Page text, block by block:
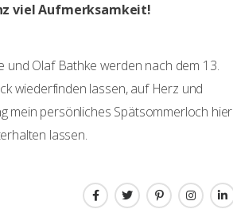
viel Aufmerksamkeit!
und Olaf Bathke werden nach dem 13.
wiederfinden lassen, auf Herz und
mein persönliches Spätsommerloch hier
lassen.